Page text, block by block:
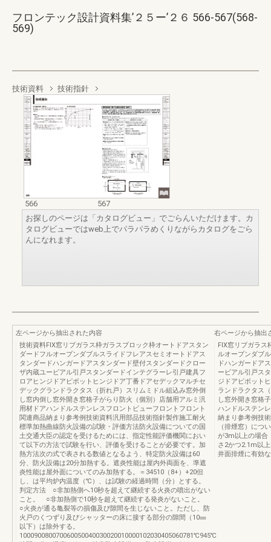
フロンテック設計資料集’２５ー’２６ 566-567(568-
569)
技術資料 技術指針
566
567
お探しのページは「カタログビュー」でごらんいただけます。カ
タログビューではweb上でパラパラめくりながらカタログをごら
んになれます。
左ページから抽出された内容
技術資料FIX窓リブガラス枠ガラスブロック枠オートドアスタン
ダードフルオープンダブルスライドフレアスセミオートドアス
タンダードハンガードアスタンダード壁付スタンダードクロー
ザ内蔵ユービアル引戸スタンダードインテグラーレ引戸建具フ
ロアヒンジドアピボットヒンジドア丁番ドアセデックマルチセ
デックグランドラクタス（折れ戸）スリムミドル組込み窓外倒
し窓内倒し窓外開き窓格子がらり防火（個別）店舗用アルミ汎
用材ドアハンドルステンレスフロントビューフロントフロント
関連商品納まり参考例技術資料汎用部品技術指針製作施工耐火
標準加熱曲線防火設備の試験・評価方法防火設備についての国
土交通大臣の認定を受けるためには、指定性能評価機関におい
て以下の方法で試験を行い、評価を受けることが必要です。加
熱方法次の式で表される数値となるよう、特定防火設備は60
分、防火設備は20分加熱する。遮炎性能は屋内外両面を、準遮
炎性能は屋外面についてのみ加熱する。＝34510（8+）+20但
し、は平均炉内温度（℃）、は試験の経過時間（分）とする。
判定方法 ○非加熱側へ10秒を超えて継続する火炎の噴出がない
こと。 ○非加熱側で10秒を超えて継続する発炎がないこと。
○火炎が通る亀裂等の損傷及び隙間を生じないこと。ただし、防
火戸のくつずり及びシャッターの床に接する部分の隙間（10㎜
以下）は除外する。
100090080070060050040030020010000102030405060781℃945℃
右ページから抽出
FIX窓リブガラス
ルオープンダブ
ドハンガードア
ービアル引戸ス
ジドアピボット
ランドラクタス
し窓外開き窓格
ハンドルステン
納まり参考例技
（排煙窓）につ
が3m以上の場合
さ2かつ2.1m以
井面排煙に有効